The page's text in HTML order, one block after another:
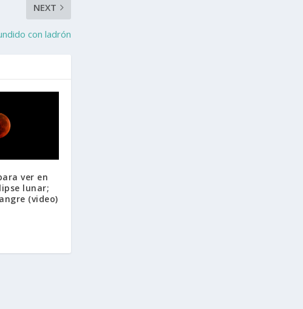
NEXT
con ladrón
ver en
lunar;
(video)